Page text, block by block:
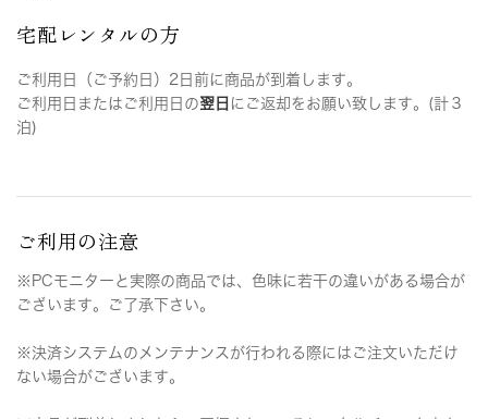
宅配レンタルの方
ご利用日（ご予約日）2日前に商品が到着します。
ご利用日またはご利用日の翌日 にご返却をお願い致します。(計３
泊)
ご利用の注意
※PCモニターと実際の商品では、色味に若干の違いがある場合が
ございます。ご了承下さい。
※決済システムのメンテナンスが行われる際にはご注文いただけ
ない場合がございます。